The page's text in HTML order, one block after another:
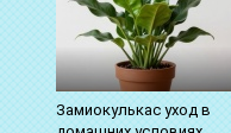
Замиокулькас уход в